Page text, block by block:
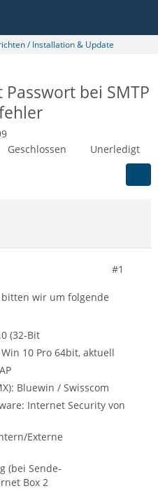
/ Installation & Update
bei SMTP
Geschlossen Unerledigt
#1
bitten wir um folgende
(32-Bit
10 Pro 64bit, aktuell
Bluewin / Swisscom
Internet Security von
Externe
(bei Sende-
Box 2